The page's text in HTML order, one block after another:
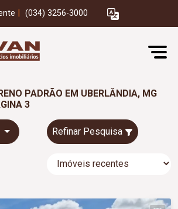
(034) 3256-3000
PADRÃO EM UBERLÂNDIA, MG
3
Refinar Pesquisa